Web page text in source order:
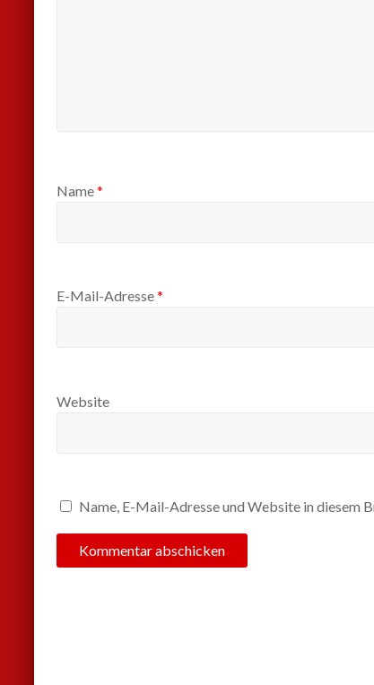
Name*
E-Mail-Adresse*
Website
Name, E-Mail-Adresse und Website in diesem